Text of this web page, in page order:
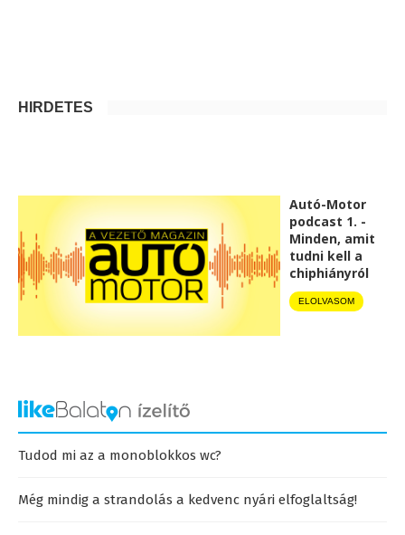
HIRDETÉS
Autó-Motor
podcast 1. -
Minden, amit
tudni kell a
chiphiányról
ELOLVASOM
Tudod mi az a monoblokkos wc?
Még mindig a strandolás a kedvenc nyári elfoglaltság!